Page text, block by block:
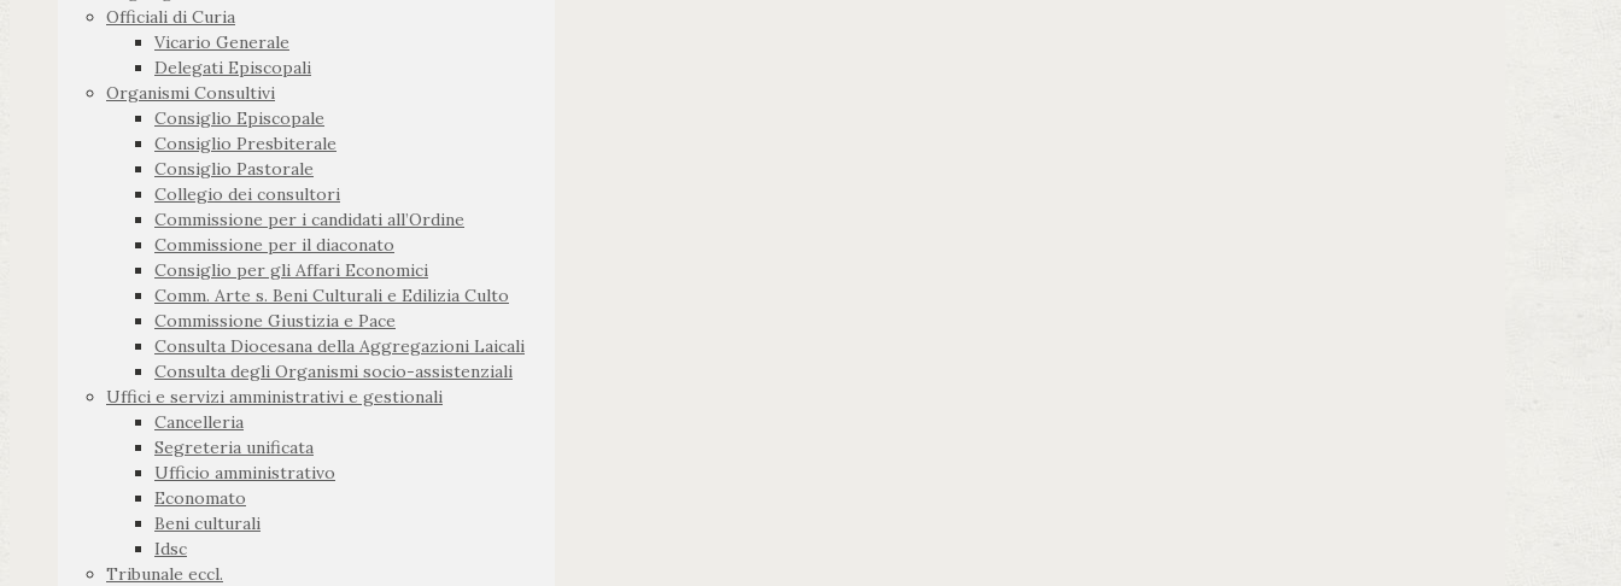
Officiali di Curia
Vicario Generale
Delegati Episcopali
Organismi Consultivi
Consiglio Episcopale
Consiglio Presbiterale
Consiglio Pastorale
Collegio dei consultori
Commissione per i candidati all’Ordine
Commissione per il diaconato
Consiglio per gli Affari Economici
Comm. Arte s. Beni Culturali e Edilizia Culto
Commissione Giustizia e Pace
Consulta Diocesana della Aggregazioni Laicali
Consulta degli Organismi socio-assistenziali
Uffici e servizi amministrativi e gestionali
Cancelleria
Segreteria unificata
Ufficio amministrativo
Economato
Beni culturali
Idsc
Tribunale eccl.